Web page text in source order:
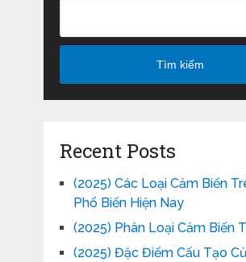
Tìm kiếm
Recent Posts
(2025) Các Loại Cảm Biến
Phổ Biến Hiện Nay
(2025) Phân Loại Cảm Biến
(2025) Đặc Điểm Cấu Tạo